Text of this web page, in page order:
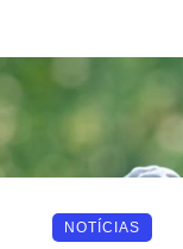
NOTÍCIAS